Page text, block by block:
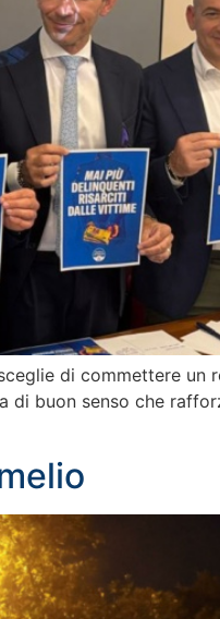
di commettere un
di buon senso che